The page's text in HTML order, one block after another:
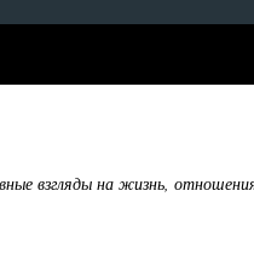
взгляды на жизнь,